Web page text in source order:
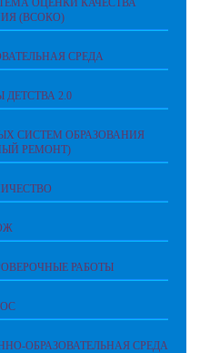
ОЦЕНКИ КАЧЕСТВА
(ВСОКО)
СРЕДА
2.0
СИСТЕМ ОБРАЗОВАНИЯ
РЕМОНТ)
РАБОТЫ
ОБРАЗОВАТЕЛЬНАЯ СРЕДА